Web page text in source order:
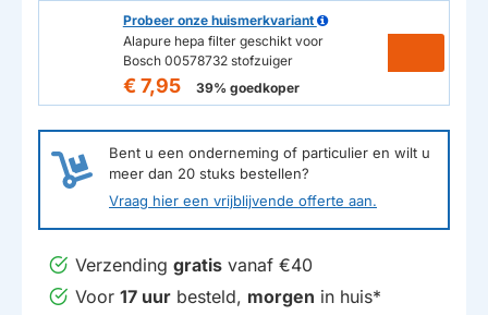
Probeer onze huismerkvariant
Alapure hepa filter geschikt voor
Bosch 00578732 stofzuiger
€ 7,95 39% goedkoper
Bent u een onderneming of particulier en wilt u
meer dan 20 stuks bestellen?
Vraag hier een vrijblijvende offerte aan.
Verzending gratis vanaf €40
Voor 17 uur besteld, morgen in huis*